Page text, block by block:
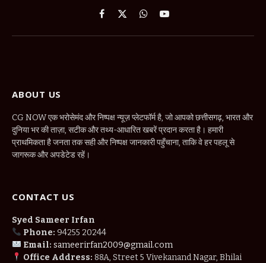
Facebook
X
WhatsApp
YouTube
ABOUT US
CG NOW एक भरोसेमंद और निष्पक्ष न्यूज़ प्लेटफॉर्म है, जो आपको छत्तीसगढ़, भारत और
दुनिया भर की ताज़ा, सटीक और तथ्य-आधारित खबरें प्रदान करता है। हमारी
प्राथमिकता है जनता तक सही और निष्पक्ष जानकारी पहुँचाना, ताकि वे हर पहलू से
जागरूक और अपडेटेड रहें।
CONTACT US
Syed Sameer Irfan
Phone: 94255 20244
Email: sameerirfan2009@gmail.com
Office Address: 88A, Street 5 Vivekanand Nagar, Bhilai